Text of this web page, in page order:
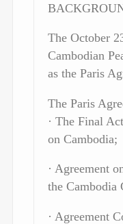
The October
Cambodian
as the Paris
The Paris
· The Final
on Cambodia;
· Agreement
the Cambodia
· Agreement